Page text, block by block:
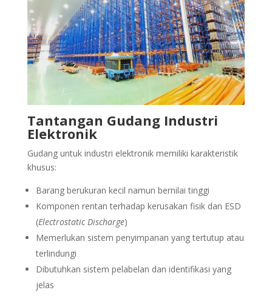
Tantangan Gudang Industri
Elektronik
Gudang untuk industri elektronik memiliki karakteristik
khusus:
Barang berukuran kecil namun bernilai tinggi
Komponen rentan terhadap kerusakan fisik dan ESD
(Electrostatic Discharge)
Memerlukan sistem penyimpanan yang tertutup atau
terlindungi
Dibutuhkan sistem pelabelan dan identifikasi yang
jelas